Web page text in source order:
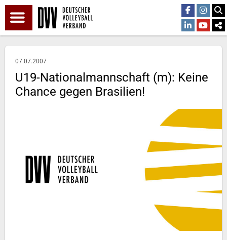
07.07.2007
U19-Nationalmannschaft (m): Keine
Chance gegen Brasilien!